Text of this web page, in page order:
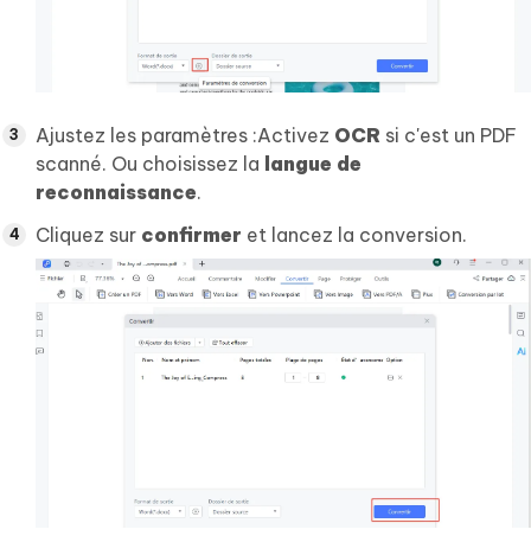
Ajustez les paramètres :Activez OCR si c'est un PDF
scanné. Ou choisissez la langue de
reconnaissance.
Cliquez sur confirmer et lancez la conversion.